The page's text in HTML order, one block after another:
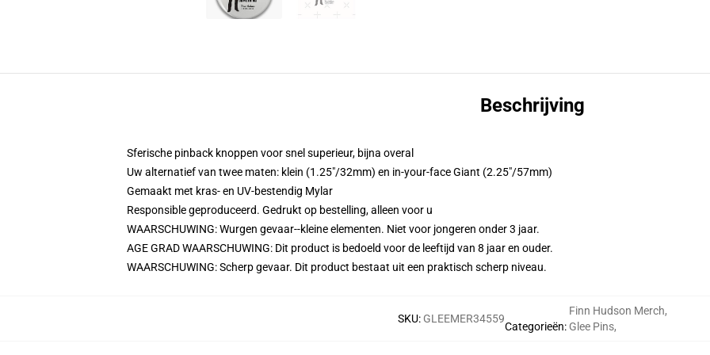
Beschrijving
Sferische pinback knoppen voor snel superieur, bijna overal
Uw alternatief van twee maten: klein (1.25"/32mm) en in-your-face Giant (2.25"/57mm)
Gemaakt met kras- en UV-bestendig Mylar
Responsible geproduceerd. Gedrukt op bestelling, alleen voor u
WAARSCHUWING: Wurgen gevaar--kleine elementen. Niet voor jongeren onder 3 jaar.
AGE GRAD WAARSCHUWING: Dit product is bedoeld voor de leeftijd van 8 jaar en ouder.
WAARSCHUWING: Scherp gevaar. Dit product bestaat uit een praktisch scherp niveau.
SKU: GLEEMER34559
Categorieën:
Finn Hudson Merch,
Glee Pins,